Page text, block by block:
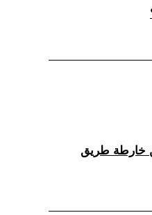
خارطة طريق